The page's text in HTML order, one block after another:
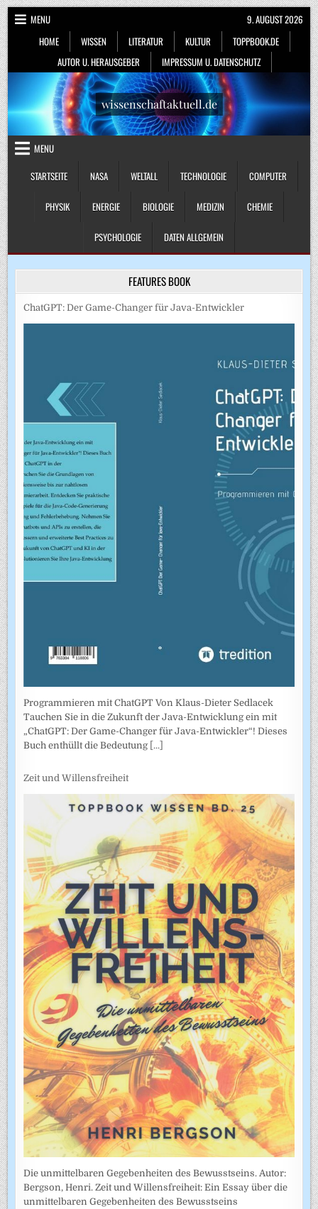
Skip
to
content
MENU
HOME
WISSEN LITERATUR KULTUR
TOPPBOOK.DE
AUTOR U. HERAUSGEBER
IMPRESSUM U. DATENSCHUTZ
9. AUGUST 2026
wissenschaftaktuell.de
MENU
STARTSEITE
NASA WELTALL TECHNOLOGIE COMPUTER
PHYSIK ENERGIE BIOLOGIE MEDIZIN CHEMIE
PSYCHOLOGIE DATEN ALLGEMEIN
FEATURES BOOK
ChatGPT: Der Game-Changer für Java-Entwickler
Programmieren mit ChatGPT Von Klaus-Dieter Sedlacek
Tauchen Sie in die Zukunft der Java-Entwicklung ein mit
„ChatGPT: Der Game-Changer für Java-Entwickler“! Dieses
Buch enthüllt die Bedeutung [...]
Zeit und Willensfreiheit
Die unmittelbaren Gegebenheiten des Bewusstseins. Autor:
Bergson, Henri. Zeit und Willensfreiheit: Ein Essay über die
unmittelbaren Gegebenheiten des Bewusstseins